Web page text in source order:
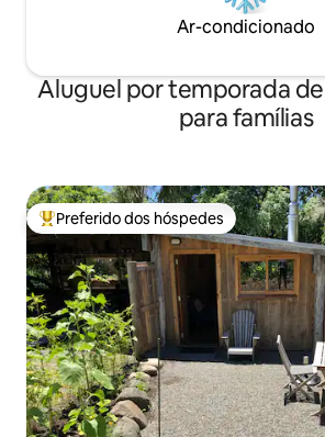
Ar-condicionado
Aluguel por temporada
para famílias
Entre os melhores preferidos dos
Preferido dos hóspedes